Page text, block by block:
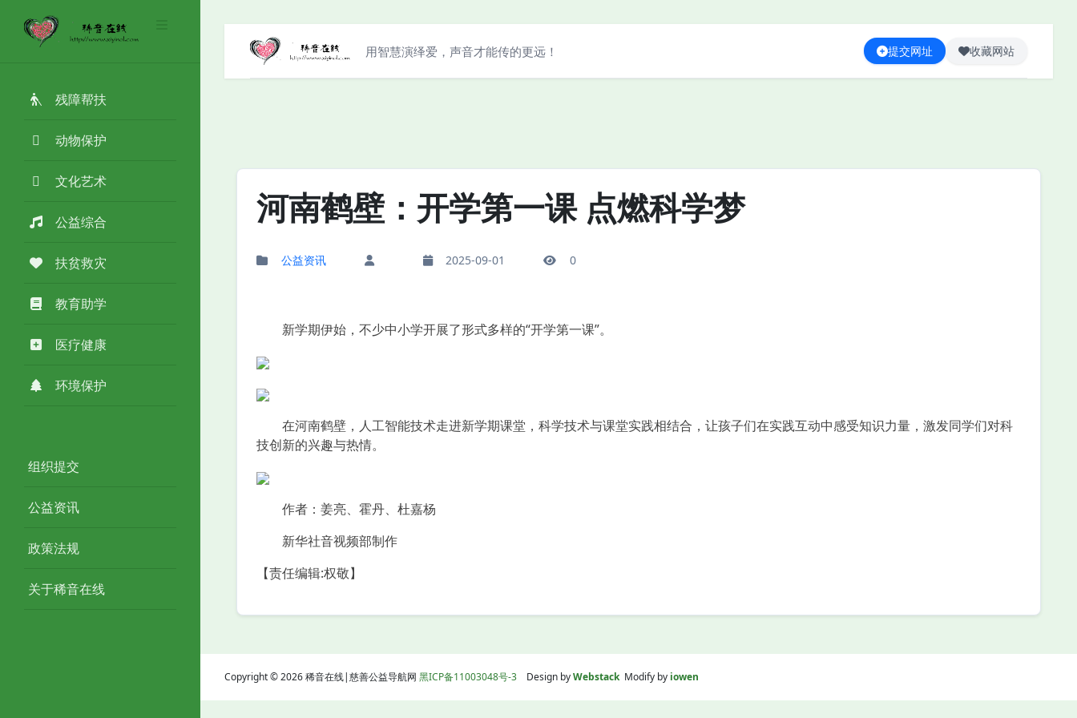
残障帮扶
动物保护
文化艺术
公益综合
扶贫救灾
教育助学
医疗健康
环境保护
组织提交
公益资讯
政策法规
关于稀音在线
用智慧演绎爱，声音才能传的更远！ 提交网址 收藏网站
河南鹤壁：开学第一课 点燃科学梦
公益资讯 2025-09-01 0
新学期伊始，不少中小学开展了形式多样的“开学第一课”。
在河南鹤壁，人工智能技术走进新学期课堂，科学技术与课堂实践相结合，让孩子们在实践互动中感受知识力量，激发同学们对科
技创新的兴趣与热情。
作者：姜亮、霍丹、杜嘉杨
新华社音视频部制作
【责任编辑:权敬】
Copyright © 2026 稀音在线|慈善公益导航网 黑ICP备11003048号-3 Design byWebstackModify by iowen